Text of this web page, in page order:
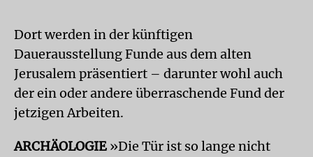
Dort werden in der künftigen
Dauerausstellung Funde aus dem alten
Jerusalem präsentiert – darunter wohl auch
der ein oder andere überraschende Fund der
jetzigen Arbeiten.
ARCHÄOLOGIE »Die Tür ist so lange nicht